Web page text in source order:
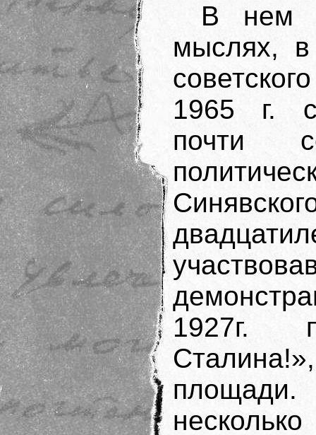
В нем
мыслях, в
1965 г.
почти
1927г.
площади.